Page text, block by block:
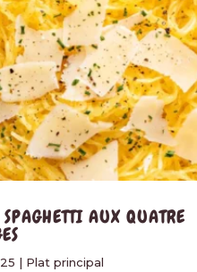
SPAGHETTI AUX QUATRE
| Plat principal